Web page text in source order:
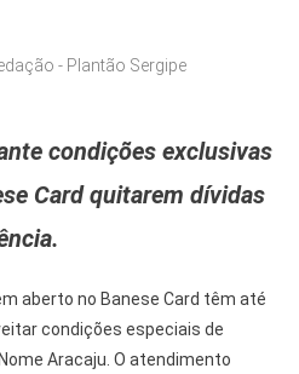
- Plantão Sergipe
condições exclusivas
Card quitarem dívidas
aberto no Banese Card têm até
condições especiais de
Aracaju. O atendimento